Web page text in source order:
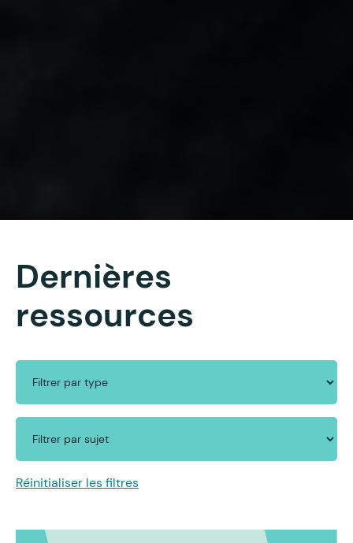
Dernières
ressources
Réinitialiser les filtres